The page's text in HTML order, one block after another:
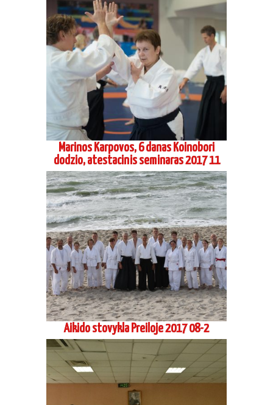
Marinos Karpovos, 6 danas Koinobori
dodzio, atestacinis seminaras 2017 11
Aikido stovykla Preiloje 2017 08-2